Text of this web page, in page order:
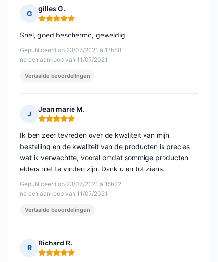
G
gilles G.
Opmerking: 5 van 5
Gepubliceerd op 23/07/2021 à 17h58
na een aankoop van 11/07/2021
Snel, goed beschermd, geweldig
Vertaalde beoordelingen
J
Jean marie M.
Opmerking: 5 van 5
Gepubliceerd op 23/07/2021 à 15h22
na een aankoop van 11/07/2021
Ik ben zeer tevreden over de kwaliteit van mijn
bestelling en de kwaliteit van de producten is precies
wat ik verwachtte, vooral omdat sommige producten
elders niet te vinden zijn. Dank u en tot ziens.
Vertaalde beoordelingen
R
Richard R.
Opmerking: 5 van 5